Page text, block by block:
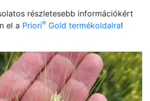
részletesebb információkért
el a Priori® Gold termékoldalra!